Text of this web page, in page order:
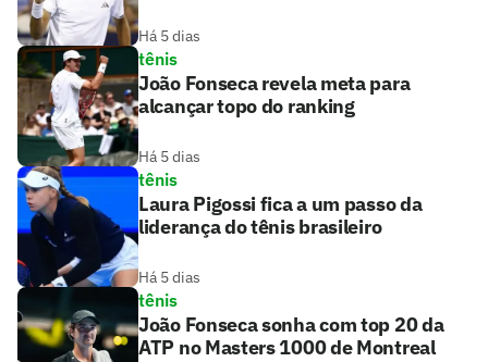
Há 5 dias
tênis
João Fonseca revela meta para
alcançar topo do ranking
Há 5 dias
tênis
Laura Pigossi fica a um passo da
liderança do tênis brasileiro
Há 5 dias
tênis
João Fonseca sonha com top 20 da
ATP no Masters 1000 de Montreal